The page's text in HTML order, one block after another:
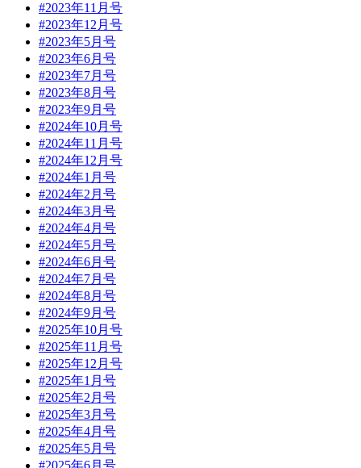
#2023年11月号
#2023年12月号
#2023年5月号
#2023年6月号
#2023年7月号
#2023年8月号
#2023年9月号
#2024年10月号
#2024年11月号
#2024年12月号
#2024年1月号
#2024年2月号
#2024年3月号
#2024年4月号
#2024年5月号
#2024年6月号
#2024年7月号
#2024年8月号
#2024年9月号
#2025年10月号
#2025年11月号
#2025年12月号
#2025年1月号
#2025年2月号
#2025年3月号
#2025年4月号
#2025年5月号